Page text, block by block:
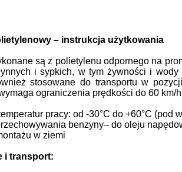
– instrukcja użytkowania
są z polietylenu odpornego na
i sypkich, w tym żywności i
stosowane do transportu w
ograniczenia prędkości do 60
pracy: od -30°C do +60°C
benzyny– do oleju
w ziemi
i transport: